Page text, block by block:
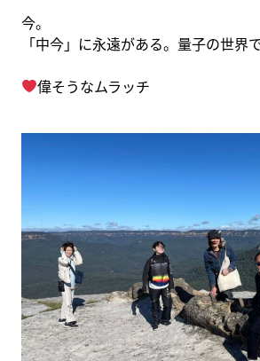
今。
「中今」に永遠がある。量子の世界
偉そうなムラッチ